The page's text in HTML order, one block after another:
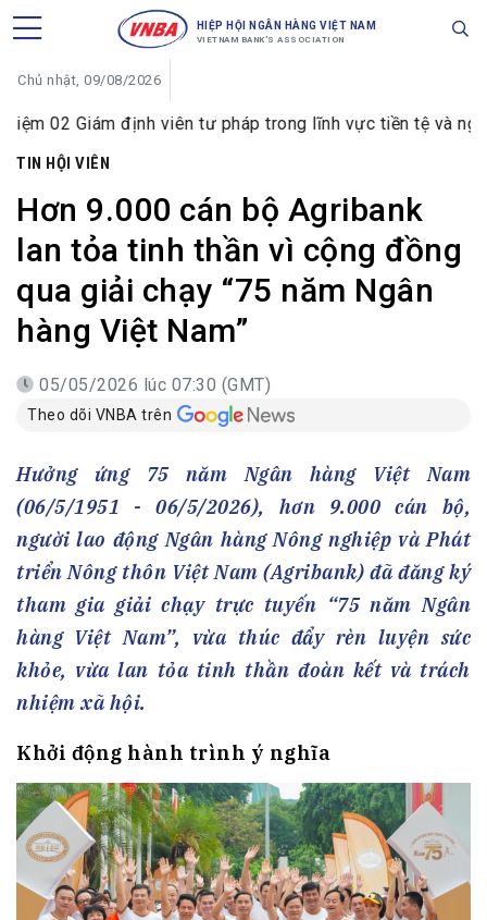
HIỆP HỘI NGÂN HÀNG VIỆT NAM
VIETNAM BANK'S ASSOCIATION
Chủ nhật, 09/08/2026
định viên tư pháp trong lĩnh vực tiền tệ và ngân hàng
TIN HỘI VIÊN
Hơn 9.000 cán bộ Agribank
lan tỏa tinh thần vì cộng đồng
qua giải chạy “75 năm Ngân
hàng Việt Nam”
05/05/2026 lúc 07:30 (GMT)
Theo dõi VNBA trên
Hưởng ứng 75 năm Ngân hàng Việt Nam
(06/5/1951 - 06/5/2026), hơn 9.000 cán bộ,
người lao động Ngân hàng Nông nghiệp và Phát
triển Nông thôn Việt Nam (Agribank) đã đăng ký
tham gia giải chạy trực tuyến “75 năm Ngân
hàng Việt Nam”, vừa thúc đẩy rèn luyện sức
khỏe, vừa lan tỏa tinh thần đoàn kết và trách
nhiệm xã hội.
Khởi động hành trình ý nghĩa